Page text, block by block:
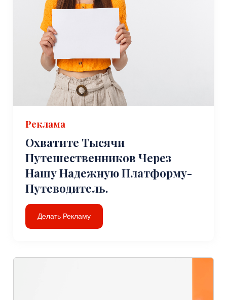
Реклама
Охватите Тысячи
Путешественников Через
Нашу Надежную Платформу-
Путеводитель.
Делать Рекламу